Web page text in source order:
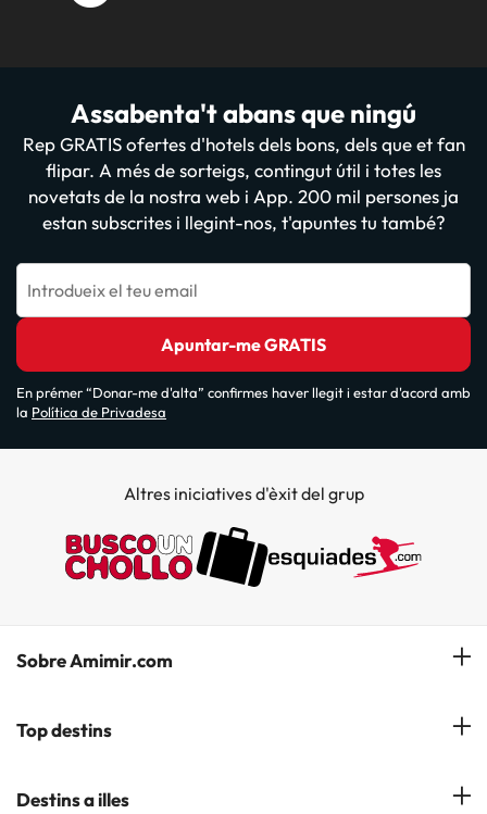
Assabenta't abans que ningú
Rep GRATIS ofertes d'hotels dels bons, dels que et fan
flipar. A més de sorteigs, contingut útil i totes les
novetats de la nostra web i App. 200 mil persones ja
estan subscrites i llegint-nos, t'apuntes tu també?
Introdueix el teu email
Apuntar-me GRATIS
En prémer “Donar-me d'alta” confirmes haver llegit i estar d'acord amb
la Política de Privadesa
Altres iniciatives d'èxit del grup
Sobre Amimir.com
¿Qui som?
Top destins
Hotels a Salou
Destins a illes